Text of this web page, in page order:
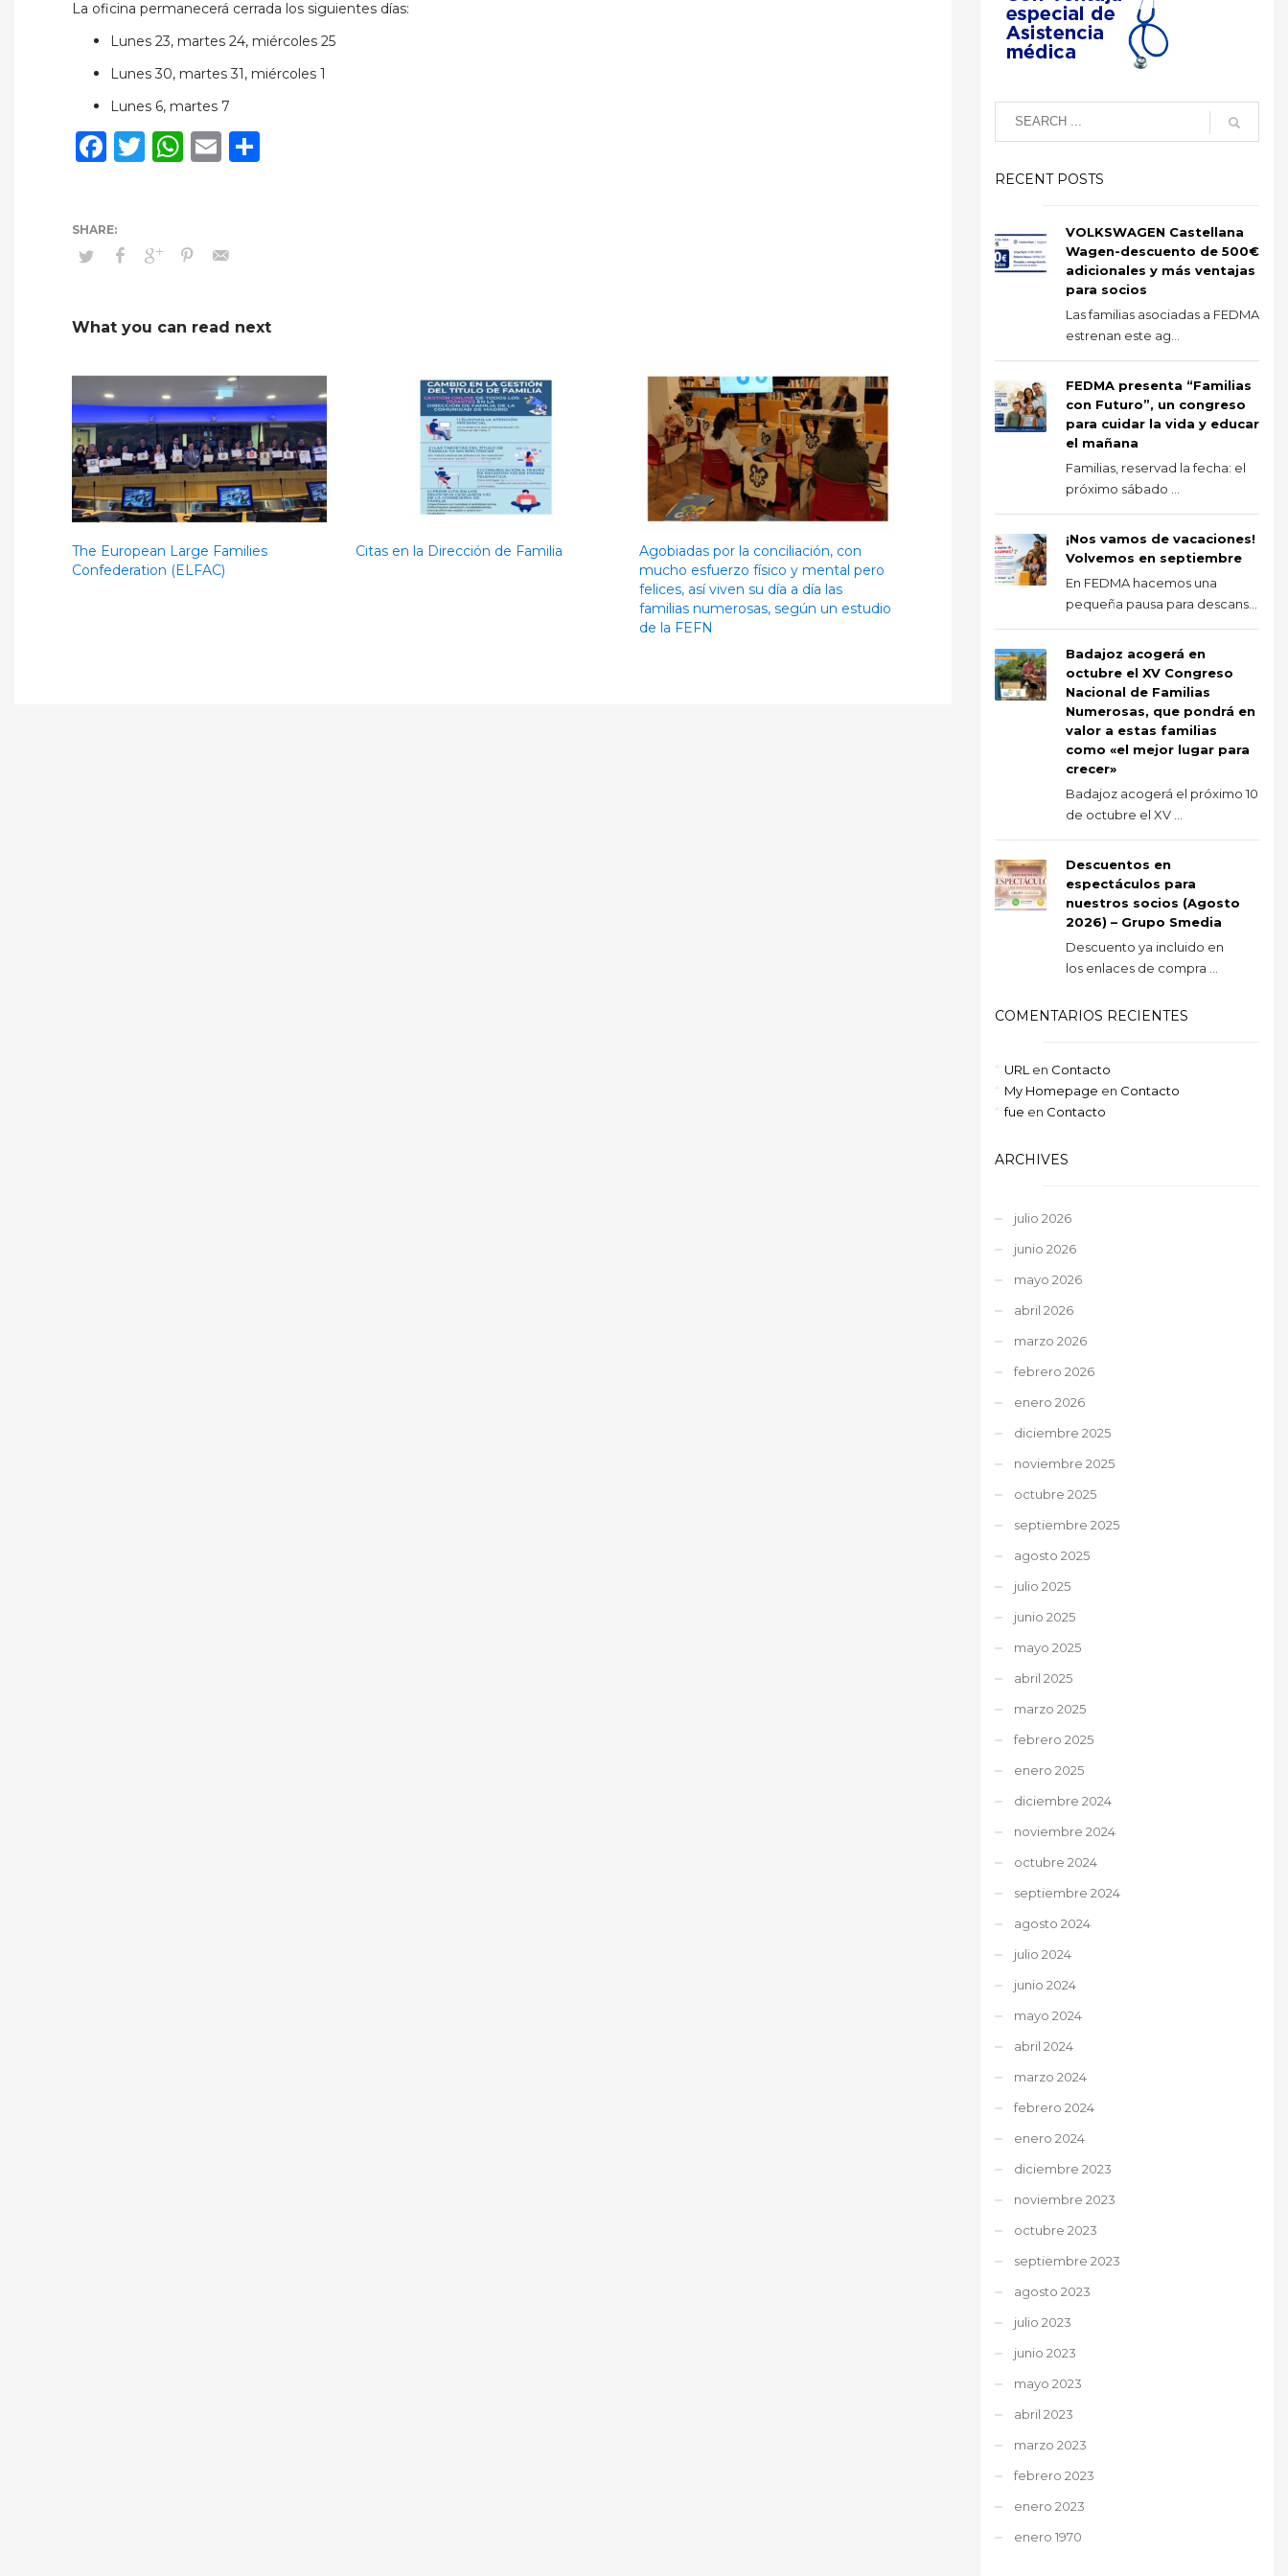
La oficina permanecerá cerrada los siguientes días:
Lunes 23, martes 24, miércoles 25
Lunes 30, martes 31, miércoles 1
Lunes 6, martes 7
Facebook
Twitter
WhatsApp
Email
What you can read next
The European Large Families
Confederation (ELFAC)
Citas en la Dirección de Familia
Agobiadas por la conciliación, con
mucho esfuerzo físico y mental pero
felices, así viven su día a día las
familias numerosas, según un estudio
de la FEFN
RECENT POSTS
VOLKSWAGEN Castellana
Wagen-descuento de 500€
adicionales y más ventajas
para socios
Las familias asociadas a FEDMA
estrenan este ag...
FEDMA presenta “Familias
con Futuro”, un congreso
para cuidar la vida y educar
el mañana
Familias, reservad la fecha: el
próximo sábado ...
¡Nos vamos de vacaciones!
Volvemos en septiembre
En FEDMA hacemos una
pequeña pausa para descans...
Badajoz acogerá en
octubre el XV Congreso
Nacional de Familias
Numerosas, que pondrá en
valor a estas familias
como «el mejor lugar para
crecer»
Badajoz acogerá el próximo 10
de octubre el XV ...
Descuentos en
espectáculos para
nuestros socios (Agosto
2026) – Grupo Smedia
Descuento ya incluido en
los enlaces de compra ...
COMENTARIOS RECIENTES
URL en Contacto
My Homepage en Contacto
fue en Contacto
ARCHIVES
julio 2026
junio 2026
mayo 2026
abril 2026
marzo 2026
febrero 2026
enero 2026
diciembre 2025
noviembre 2025
octubre 2025
septiembre 2025
agosto 2025
julio 2025
junio 2025
mayo 2025
abril 2025
marzo 2025
febrero 2025
enero 2025
diciembre 2024
noviembre 2024
octubre 2024
septiembre 2024
agosto 2024
julio 2024
junio 2024
mayo 2024
abril 2024
marzo 2024
febrero 2024
enero 2024
diciembre 2023
noviembre 2023
octubre 2023
septiembre 2023
agosto 2023
julio 2023
junio 2023
mayo 2023
abril 2023
marzo 2023
febrero 2023
enero 2023
enero 1970